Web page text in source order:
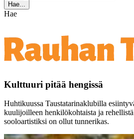
Hae...
Hae
Kulttuuri pitää hengissä
Huhtikuussa Taustatarinaklubilla
kuulijoilleen henkilökohtaista ja
sooloartistiksi on ollut tunnerikas.